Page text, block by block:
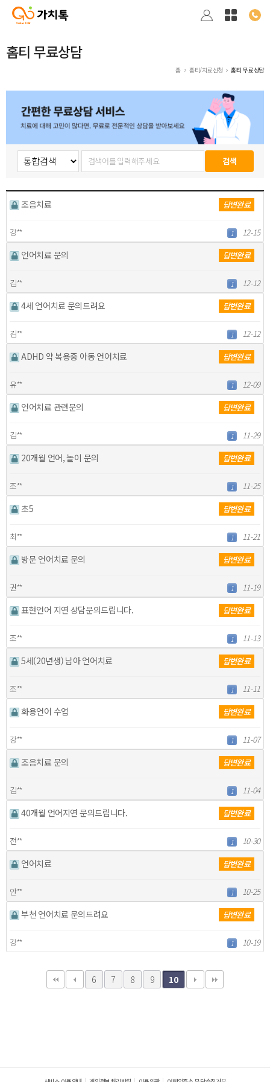
홈티 무료상담
홈 홈티/치료신청 홈티 무료상담
조음치료 답변완료
강** 1 12-15
언어치료 문의 답변완료
김** 1 12-12
4세 언어치료 문의드려요 답변완료
김** 1 12-12
ADHD 약 복용중 아동 언어치료 답변완료
유** 1 12-09
언어치료 관련문의 답변완료
김** 1 11-29
20개월 언어, 놀이 문의 답변완료
조** 1 11-25
초5 답변완료
최** 1 11-21
방문 언어치료 문의 답변완료
권** 1 11-19
표현언어 지연 상담문의드립니다. 답변완료
조** 1 11-13
5세(20년생) 남아 언어치료 답변완료
조** 1 11-11
화용언어 수업 답변완료
강** 1 11-07
조음치료 문의 답변완료
김** 1 11-04
40개월 언어지연 문의드립니다. 답변완료
전** 1 10-30
언어치료 답변완료
안** 1 10-25
부천 언어치료 문의드려요 답변완료
강** 1 10-19
6 7 8 9 10